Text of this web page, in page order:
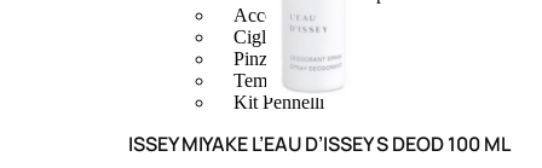
Accessori Occhi
Ciglia Finte
Pinzette
Temperamatite
Kit Pennelli
ISSEY MIYAKE L’EAU D’ISSEY S DEOD 100 ML